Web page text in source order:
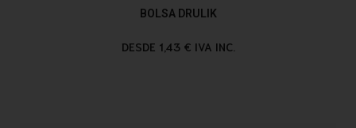
BOLSA DRULIK
DESDE 1,43 € IVA INC.